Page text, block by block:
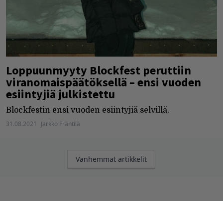
Loppuunmyyty Blockfest peruttiin
viranomaispäätöksellä – ensi vuoden
esiintyjiä julkistettu
Blockfestin ensi vuoden esiintyjiä selvillä.
31.08.2021 Jarkko Fräntilä
Artikkelien
Vanhemmat artikkelit